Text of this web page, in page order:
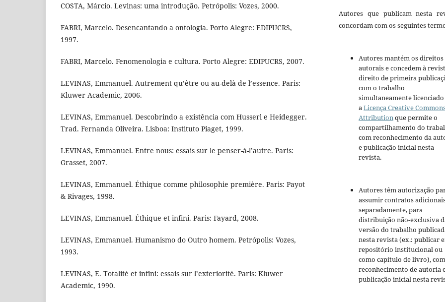
COSTA, Márcio. Levinas: uma introdução. Petrópolis: Vozes, 2000.
FABRI, Marcelo. Desencantando a ontologia. Porto Alegre: EDIPUCRS,
1997.
FABRI, Marcelo. Fenomenologia e cultura. Porto Alegre: EDIPUCRS, 2007.
LEVINAS, Emmanuel. Autrement qu’être ou au-delà de l’essence. Paris:
Kluwer Academic, 2006.
LEVINAS, Emmanuel. Descobrindo a existência com Husserl e Heidegger.
Trad. Fernanda Oliveira. Lisboa: Instituto Piaget, 1999.
LEVINAS, Emmanuel. Entre nous: essais sur le penser-à-l’autre. Paris:
Grasset, 2007.
LEVINAS, Emmanuel. Éthique comme philosophie première. Paris: Payot
& Rivages, 1998.
LEVINAS, Emmanuel. Éthique et infini. Paris: Fayard, 2008.
LEVINAS, Emmanuel. Humanismo do Outro homem. Petrópolis: Vozes,
1993.
LEVINAS, E. Totalité et infini: essais sur l’exteriorité. Paris: Kluwer
Academic, 1990.
Autores que publicam nesta
concordam com os seguintes
Autores mantém os direitos
autorais e concedem à
direito de primeira
com o trabalho
simultaneamente
aLicença Creative
Attributionque permite o
compartilhamento do
com reconhecimento da
e publicação inicial nesta
revista.
Autores têm autorização
assumir contratos
separadamente, para
distribuição não-exclusiva
versão do trabalho
nesta revista (ex.: publicar
repositório institucional ou
como capítulo de livro), com
reconhecimento de autoria
publicação inicial nesta